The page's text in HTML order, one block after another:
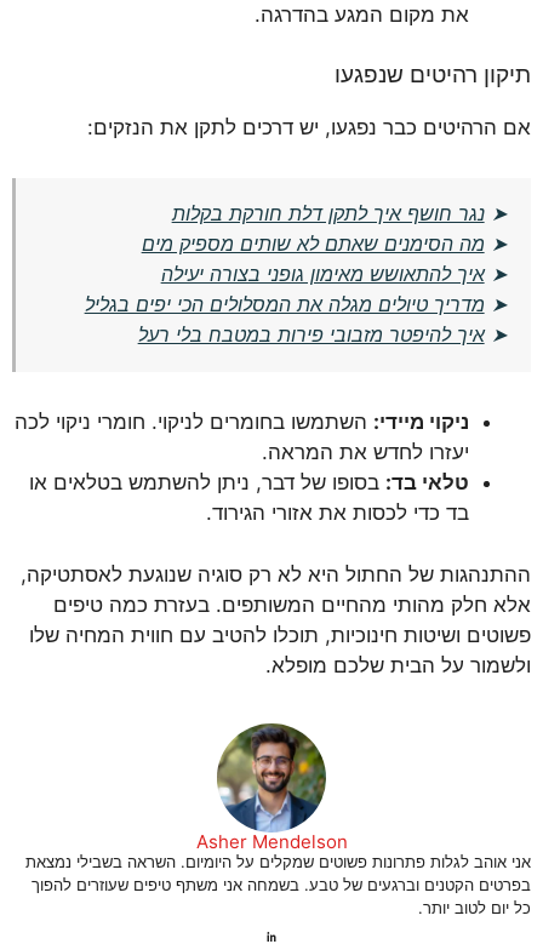
את מקום המגע בהדרגה.
תיקון רהיטים שנפגעו
אם הרהיטים כבר נפגעו, יש דרכים לתקן את הנזקים:
➤נגר חושף איך לתקן דלת חורקת בקלות
➤ מה הסימנים שאתם לא שותים מספיק מים
➤איך להתאושש מאימון גופני בצורה יעילה
➤ מדריך טיולים מגלה את המסלולים הכי יפים בגליל
➤איך להיפטר מזבובי פירות במטבח בלי רעל
ניקוי מיידי: השתמשו בחומרים לניקוי. חומרי ניקוי לכה
יעזרו לחדש את המראה.
טלאי בד: בסופו של דבר, ניתן להשתמש בטלאים או
בד כדי לכסות את אזורי הגירוד.
ההתנהגות של החתול היא לא רק סוגיה שנוגעת לאסתטיקה,
אלא חלק מהותי מהחיים המשותפים. בעזרת כמה טיפים
פשוטים ושיטות חינוכיות, תוכלו להטיב עם חווית המחיה שלו
ולשמור על הבית שלכם מופלא.
Asher Mendelson
אני אוהב לגלות פתרונות פשוטים שמקלים על היומיום. השראה בשבילי נמצאת
בפרטים הקטנים וברגעים של טבע. בשמחה אני משתף טיפים שעוזרים להפוך
כל יום לטוב יותר.